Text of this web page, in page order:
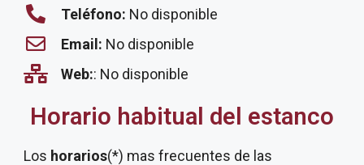
Teléfono: No disponible
Email: No disponible
Web:: No disponible
Horario habitual del estanco
Los horarios(*) mas frecuentes de las